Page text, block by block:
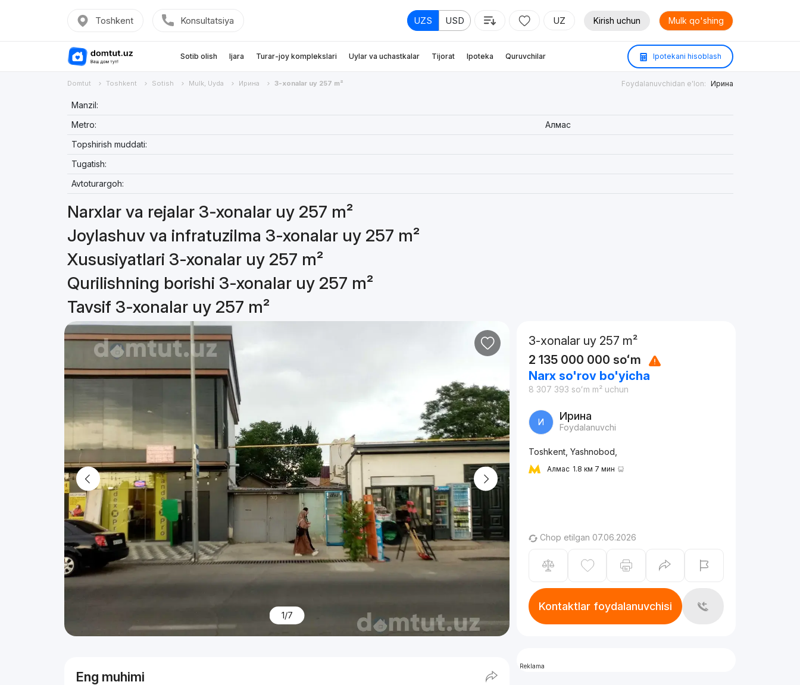
Toshkent Konsultatsiya UZS USD UZ Kirish uchun Mulk qo'shing
Sotib olish Ijara Turar-joy komplekslari Uylar va uchastkalar Tijorat Ipoteka Quruvchilar Ipotekani hisoblash
Domtut Toshkent Sotish Mulk, Uyda Ирина 3-xonalar uy 257 m² Foydalanuvchidan e'lon: Ирина
Manzil:
Metro:
Алмас
Topshirish muddati:
Tugatish:
Avtoturargoh:
Narxlar va rejalar 3-xonalar uy 257 m²
Joylashuv va infratuzilma 3-xonalar uy 257 m²
Xususiyatlari 3-xonalar uy 257 m²
Qurilishning borishi 3-xonalar uy 257 m²
Tavsif 3-xonalar uy 257 m²
1/7
Eng muhimi
3-xonalar uy 257 m²
2 135 000 000 soʻm
Narx so'rov bo'yicha
8 307 393 soʻm m² uchun
И Ирина
Foydalanuvchi
Toshkent, Yashnobod,
Алмас 1.8 км 7 мин
Chop etilgan 07.06.2026
Kontaktlar foydalanuvchisi
Reklama